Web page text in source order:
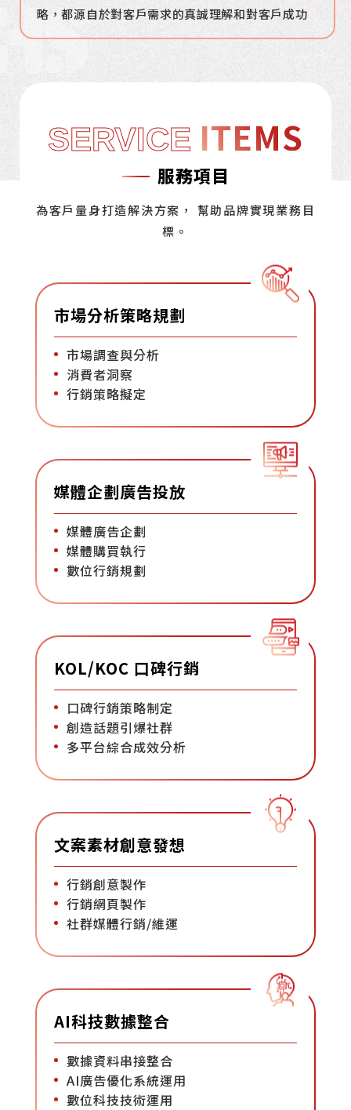
略，都源自於對客戶需求的真誠理解和對客戶成功
的無盡追求。
優勢移轉給我們的顧客，期許能超越期待，一同領
先市場。
務，無論需求多複雜，都能量身打造解決方案，幫
助品牌達成行銷目標。
成長，並充分發揮創意與才能，持續輸出穩定可靠
且高質量的服務，以滿足客戶需求信守承諾。
SERVICE ITEMS
服務項目
為客戶量身打造解決方案， 幫助品牌實現業務目
標。
市場分析策略規劃
市場調查與分析
消費者洞察
行銷策略擬定
媒體企劃廣告投放
媒體廣告企劃
媒體購買執行
數位行銷規劃
KOL/KOC 口碑行銷
口碑行銷策略制定
創造話題引爆社群
多平台綜合成效分析
文案素材創意發想
行銷創意製作
行銷網頁製作
社群媒體行銷/維運
AI科技數據整合
數據資料串接整合
AI廣告優化系統運用
數位科技技術運用